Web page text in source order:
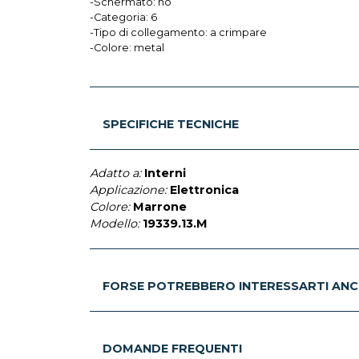
-Categoria: 6
-Tipo di collegamento: a crimpare
-Colore: metal
SPECIFICHE TECNICHE
Adatto a: Interni
Applicazione: Elettronica
Colore: Marrone
Modello: 19339.13.M
FORSE POTREBBERO INTERESSARTI
DOMANDE FREQUENTI